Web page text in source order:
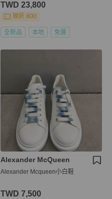
TWD 23,800
現折 800
全新品 本地 免運
Alexander McQueen
Alexander Mcqueen小白鞋
TWD 7,500